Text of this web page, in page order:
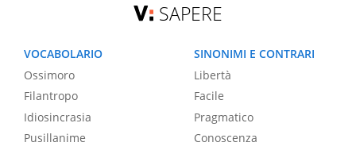
SAPERE
VOCABOLARIO
Ossimoro
Filantropo
Idiosincrasia
Pusillanime
SINONIMI E CONTRARI
Libertà
Facile
Pragmatico
Conoscenza